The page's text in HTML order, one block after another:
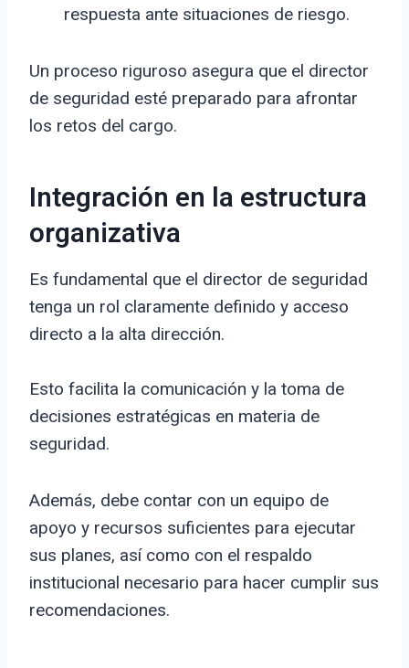
respuesta ante situaciones de riesgo.
Un proceso riguroso asegura que el director
de seguridad esté preparado para afrontar
los retos del cargo.
Integración en la estructura
organizativa
Es fundamental que el director de seguridad
tenga un rol claramente definido y acceso
directo a la alta dirección.
Esto facilita la comunicación y la toma de
decisiones estratégicas en materia de
seguridad.
Además, debe contar con un equipo de
apoyo y recursos suficientes para ejecutar
sus planes, así como con el respaldo
institucional necesario para hacer cumplir sus
recomendaciones.